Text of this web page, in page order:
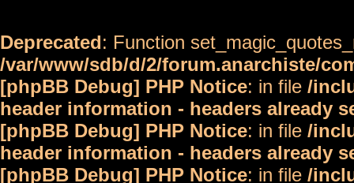
Deprecated: Function
/var/www/sdb/d/2/forum.anarchiste/
[phpBB Debug] PHP Notice: in file /
header information - headers already
[phpBB Debug] PHP Notice: in file /
header information - headers already
[phpBB Debug] PHP Notice: in file /